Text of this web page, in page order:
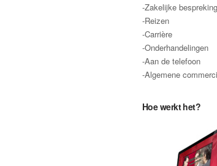
-Zakelijke
-Reizen
-Carrière
-Onderhandelingen
-Aan de telefoon
-Algemene
Hoe werkt het?